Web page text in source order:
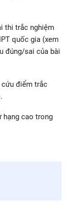
thi trắc nghiệm
quốc gia (xem
đúng/sai của bài
cứu điểm trắc
hạng cao trong